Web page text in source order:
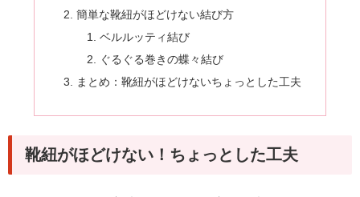
簡単な靴紐がほどけない結び方
ベルルッティ結び
ぐるぐる巻きの蝶々結び
まとめ：靴紐がほどけないちょっとした工夫
靴紐がほどけない！ちょっとした工夫